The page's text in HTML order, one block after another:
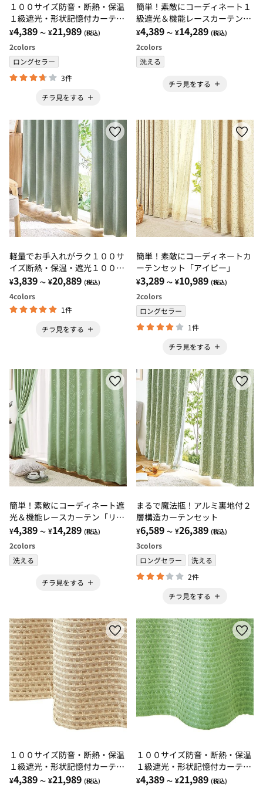
１００サイズ防音・断熱・保温
１級遮光・形状記憶付カーテ
ン リーフブラウン・リーフブ
ルーグレー
¥4,389 ～ ¥21,989 (税込)
2colors
ロングセラー
3件
チラ見をする
簡単！素敵にコーディネート１
級遮光＆機能レースカーテン
「フォレストキャット」
¥4,389 ～ ¥14,289 (税込)
2colors
洗える
チラ見をする
軽量でお手入れがラク１００サ
イズ断熱・保温・遮光１００％
カーテン
¥3,839 ～ ¥20,889 (税込)
4colors
1件
チラ見をする
簡単！素敵にコーディネートカ
ーテンセット「アイビー」
¥3,289 ～ ¥10,989 (税込)
2colors
ロングセラー
1件
チラ見をする
簡単！素敵にコーディネート遮
光＆機能レースカーテン「リー
フ」
¥4,389 ～ ¥14,289 (税込)
2colors
洗える
チラ見をする
まるで魔法瓶！アルミ裏地付２
層構造カーテンセット
¥6,589 ～ ¥26,389 (税込)
3colors
ロングセラー
洗える
2件
チラ見をする
１００サイズ防音・断熱・保温
１級遮光・形状記憶付カーテ
ン ベージュ・アイボリー・ロ
¥4,389 ～ ¥21,989 (税込)
１００サイズ防音・断熱・保温
１級遮光・形状記憶付カーテ
ン グリーン・モスグリーン
¥4,389 ～ ¥21,989 (税込)